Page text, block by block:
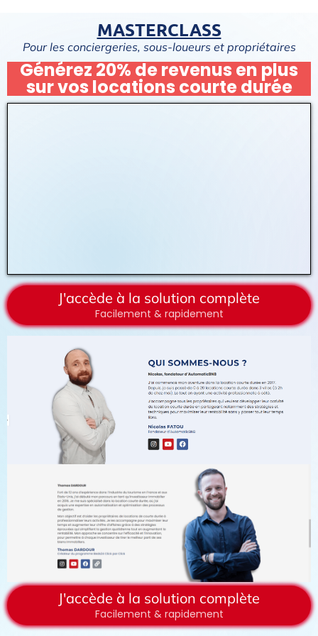
MASTERCLASS
Pour les conciergeries, sous-loueurs et propriétaires
Générez 20% de revenus en plus
sur vos locations courte durée
J'accède à la solution complète
Facilement & rapidement
J'accède à la solution complète
Facilement & rapidement